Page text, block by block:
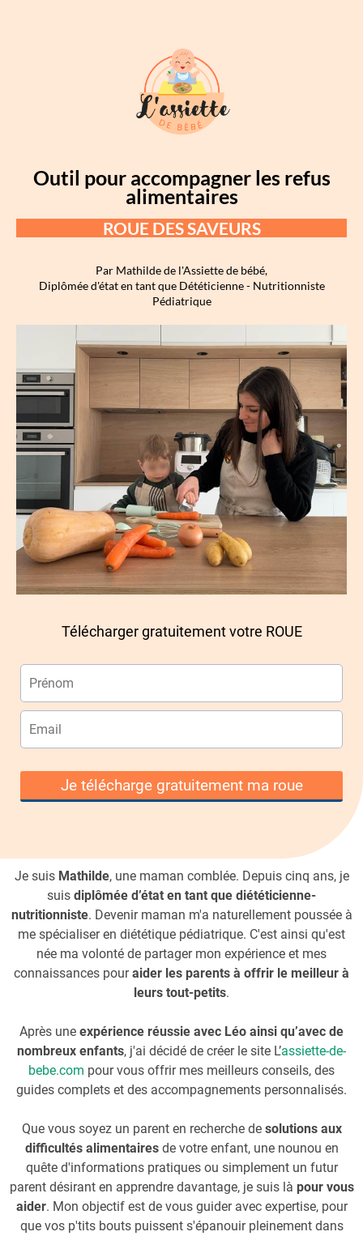
Outil pour accompagner les refus
alimentaires
ROUE DES SAVEURS
Par Mathilde de l'Assiette de bébé,
Diplômée d'état en tant que Dététicienne - Nutritionniste
Pédiatrique
Télécharger gratuitement votre ROUE
Je télécharge gratuitement ma roue
Je suis Mathilde, une maman comblée. Depuis cinq ans, je
suis diplômée d’état en tant que diététicienne-
nutritionniste. Devenir maman m'a naturellement poussée à
me spécialiser en diététique pédiatrique. C'est ainsi qu'est
née ma volonté de partager mon expérience et mes
connaissances pouraider les parents à offrir le meilleur à
leurs tout-petits.
Après une expérience réussie avec Léo ainsi qu’avec de
nombreux enfants, j'ai décidé de créer le site L’assiette-de-
bebe.com pour vous offrir mes meilleurs conseils, des
guides complets et des accompagnements personnalisés.
Que vous soyez un parent en recherche de solutions aux
difficultés alimentaires de votre enfant, une nounou en
quête d'informations pratiques ou simplement un futur
parent désirant en apprendre davantage, je suis là pour vous
aider. Mon objectif est de vous guider avec expertise, pour
que vos p'tits bouts puissent s'épanouir pleinement dans